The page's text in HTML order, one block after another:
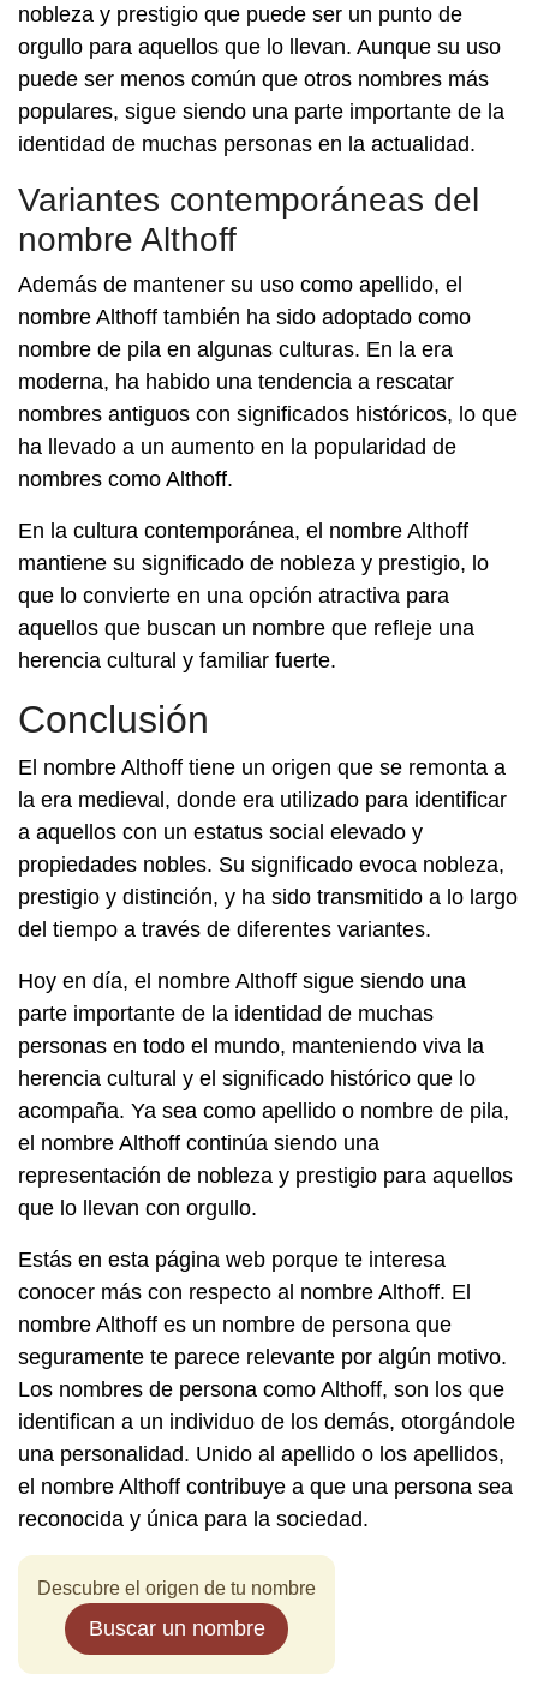
nobleza y prestigio que puede ser un punto de
orgullo para aquellos que lo llevan. Aunque su uso
puede ser menos común que otros nombres más
populares, sigue siendo una parte importante de la
identidad de muchas personas en la actualidad.
Variantes contemporáneas del
nombre Althoff
Además de mantener su uso como apellido, el
nombre Althoff también ha sido adoptado como
nombre de pila en algunas culturas. En la era
moderna, ha habido una tendencia a rescatar
nombres antiguos con significados históricos, lo que
ha llevado a un aumento en la popularidad de
nombres como Althoff.
En la cultura contemporánea, el nombre Althoff
mantiene su significado de nobleza y prestigio, lo
que lo convierte en una opción atractiva para
aquellos que buscan un nombre que refleje una
herencia cultural y familiar fuerte.
Conclusión
El nombre Althoff tiene un origen que se remonta a
la era medieval, donde era utilizado para identificar
a aquellos con un estatus social elevado y
propiedades nobles. Su significado evoca nobleza,
prestigio y distinción, y ha sido transmitido a lo largo
del tiempo a través de diferentes variantes.
Hoy en día, el nombre Althoff sigue siendo una
parte importante de la identidad de muchas
personas en todo el mundo, manteniendo viva la
herencia cultural y el significado histórico que lo
acompaña. Ya sea como apellido o nombre de pila,
el nombre Althoff continúa siendo una
representación de nobleza y prestigio para aquellos
que lo llevan con orgullo.
Estás en esta página web porque te interesa
conocer más con respecto al nombre Althoff. El
nombre Althoff es un nombre de persona que
seguramente te parece relevante por algún motivo.
Los nombres de persona como Althoff, son los que
identifican a un individuo de los demás, otorgándole
una personalidad. Unido al apellido o los apellidos,
el nombre Althoff contribuye a que una persona sea
reconocida y única para la sociedad.
Descubre el origen de tu nombre
Buscar un nombre